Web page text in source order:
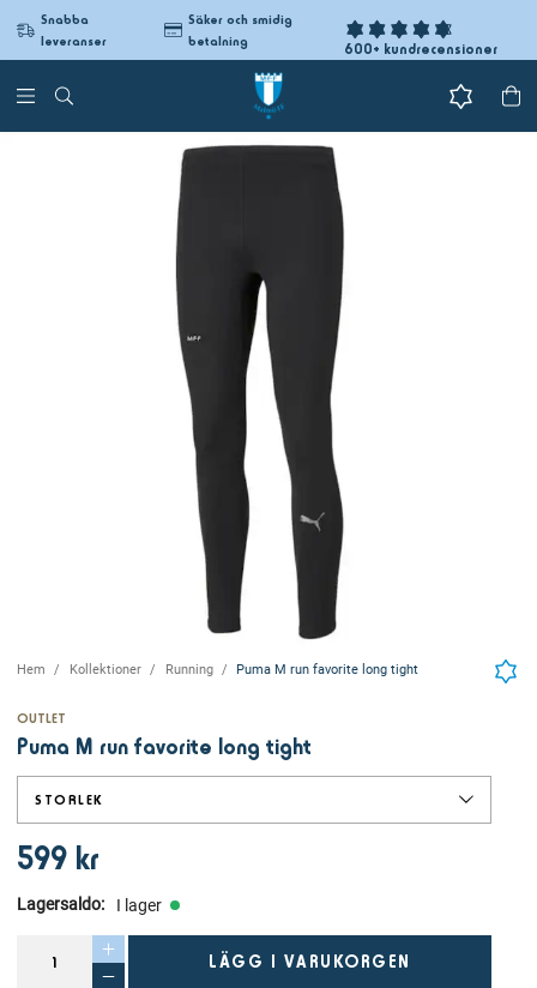
Snabba
leveranser
Säker och smidig
betalning
600+ kundrecensioner
Hem Kollektioner Running Puma M run favorite long tight
OUTLET
Puma M run favorite long tight
STORLEK
599 kr
Lagersaldo: I lager
LÄGG I VARUKORGEN